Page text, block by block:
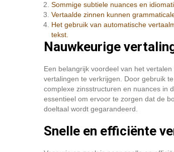
Sommige subtiele nuances en
Vertaalde zinnen kunnen
Het gebruik van automatische
tekst.
Nauwkeurige
Een belangrijk voordeel van het
vertalingen te verkrijgen. Door gebruik
complexe zinsstructuren en nuances in
essentieel om ervoor te zorgen dat de
doeltaal wordt gegarandeerd.
Snelle en efficiënte